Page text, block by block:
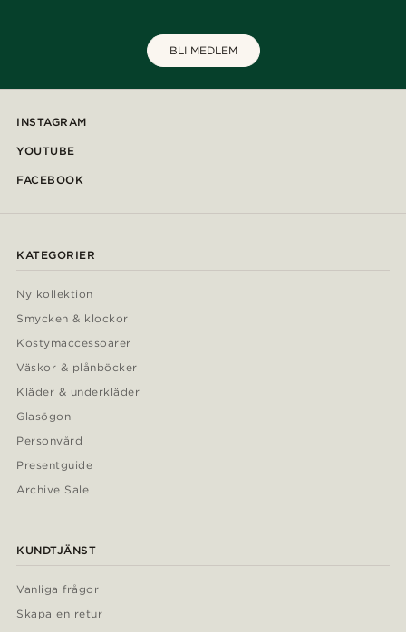
BLI MEDLEM
INSTAGRAM
YOUTUBE
FACEBOOK
KATEGORIER
Ny kollektion
Smycken & klockor
Kostymaccessoarer
Väskor & plånböcker
Kläder & underkläder
Glasögon
Personvård
Presentguide
Archive Sale
KUNDTJÄNST
Vanliga frågor
Skapa en retur